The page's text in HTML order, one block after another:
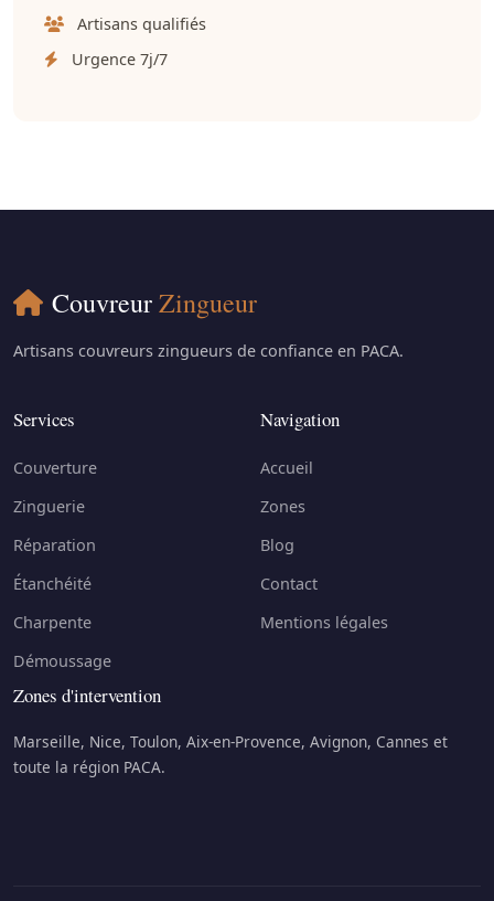
Artisans qualifiés
Urgence 7j/7
CouvreurZingueur
Artisans couvreurs zingueurs de confiance en PACA.
Services
Couverture
Zinguerie
Réparation
Étanchéité
Charpente
Démoussage
Navigation
Accueil
Zones
Blog
Contact
Mentions légales
Zones d'intervention
Marseille, Nice, Toulon, Aix-en-Provence, Avignon, Cannes et
toute la région PACA.